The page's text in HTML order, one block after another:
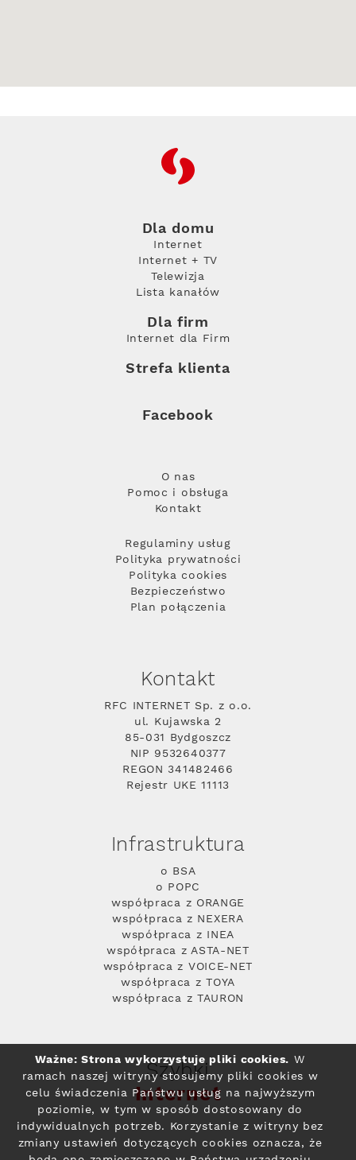
RFC
Dla domu
Internet
Internet + TV
Telewizja
Lista kanałów
Dla firm
Internet dla Firm
Strefa klienta
Facebook
O nas
Pomoc i obsługa
Kontakt
Regulaminy usług
Polityka prywatności
Polityka cookies
Bezpieczeństwo
Plan połączenia
Kontakt
RFC INTERNET Sp. z o.o.
ul. Kujawska 2
85-031 Bydgoszcz
NIP 9532640377
REGON 341482466
Rejestr UKE 11113
Infrastruktura
o BSA
o POPC
współpraca z ORANGE
współpraca z NEXERA
współpraca z INEA
współpraca z ASTA-NET
współpraca z VOICE-NET
współpraca z TOYA
współpraca z TAURON
Szybki
Internet
Ważne: Strona wykorzystuje pliki cookies. W
ramach naszej witryny stosujemy pliki cookies w
celu świadczenia Państwu usług na najwyższym
poziomie, w tym w sposób dostosowany do
indywidualnych potrzeb. Korzystanie z witryny bez
zmiany ustawień dotyczących cookies oznacza, że